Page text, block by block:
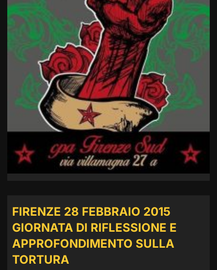
FIRENZE 28 FEBBRAIO 2015
GIORNATA DI RIFLESSIONE E
APPROFONDIMENTO SULLA
TORTURA